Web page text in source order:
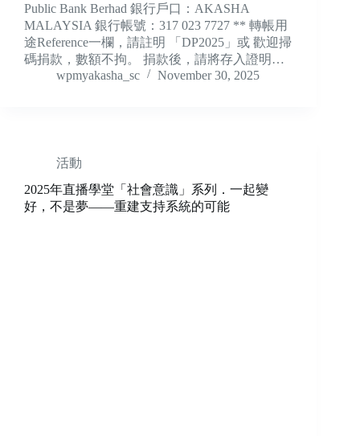
Public Bank Berhad 銀行戶口：AKASHA
MALAYSIA 銀行帳號：317 023 7727 ** 轉帳用
途Reference一欄，請註明 「DP2025」或 歡迎掃
碼捐款，數額不拘。 捐款後，請將存入證明…
wpmyakasha_sc
November 30, 2025
活動
2025年直播學堂「社會意識」系列．一起變
好，不是夢——重建支持系統的可能